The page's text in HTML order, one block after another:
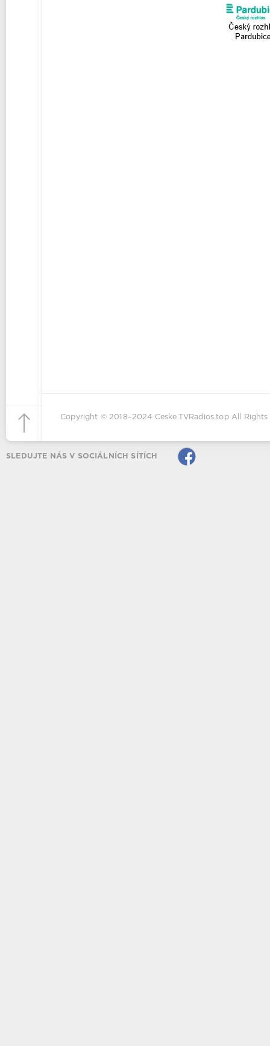
Copyright © 2018–2024 Ceske.TVRadios.topAll Rights
SLEDUJTE NÁS V SOCIÁLNÍCH SÍTÍCH